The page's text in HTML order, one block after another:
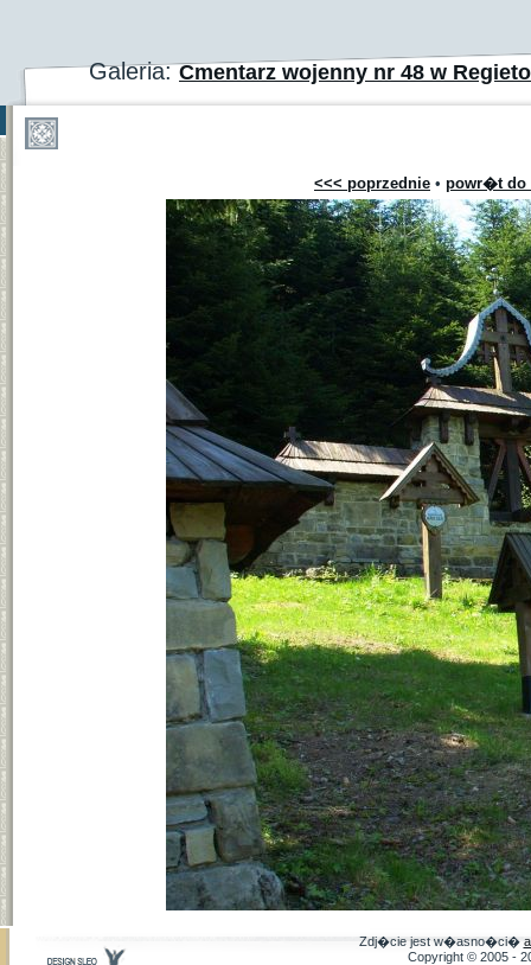
Galeria:Cmentarz wojenny nr 48 w
<<< poprzednie • powr�t do
Zdj�cie jest w�asno�ci�
Copyright © 2005 -